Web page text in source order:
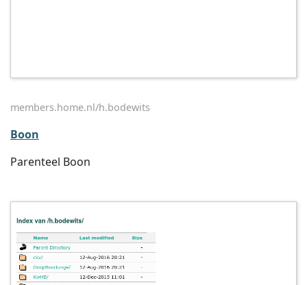
members.home.nl/h.bodewits
Boon
Parenteel Boon